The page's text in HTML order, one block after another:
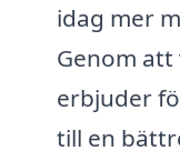
idag mer
Genom
erbjuder
till en